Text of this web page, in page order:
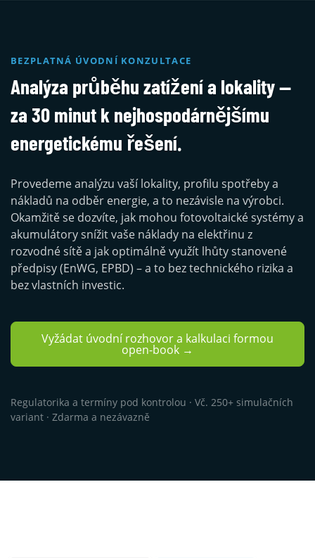
BEZPLATNÁ ÚVODNÍ KONZULTACE
Analýza průběhu zatížení a lokality —
za 30 minut k nejhospodárnějšímu
energetickému řešení.
Provedeme analýzu vaší lokality, profilu spotřeby a
nákladů na odběr energie, a to nezávisle na výrobci.
Okamžitě se dozvíte, jak mohou fotovoltaické systémy a
akumulátory snížit vaše náklady na elektřinu z
rozvodné sítě a jak optimálně využít lhůty stanovené
předpisy (EnWG, EPBD) – a to bez technického rizika a
bez vlastních investic.
Vyžádat úvodní rozhovor a kalkulaci formou
open-book →
Regulatorika a termíny pod kontrolou · Vč. 250+ simulačních
variant · Zdarma a nezávazně